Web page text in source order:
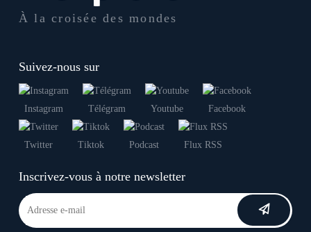
À la croisée des mondes
Suivez-nous sur
Instagram Télégram Youtube Facebook
Twitter Tiktok Podcast Flux RSS
Inscrivez-vous à notre newsletter